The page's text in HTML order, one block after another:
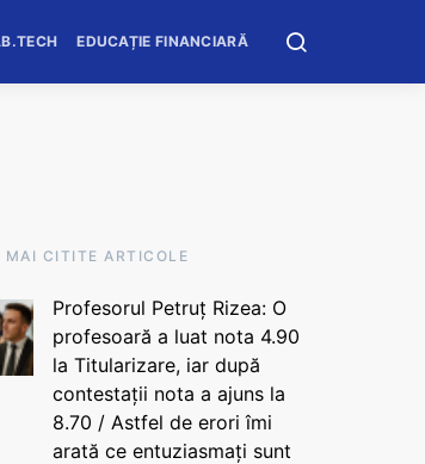
EDUCAȚIE FINANCIARĂ
MAI CITITE ARTICOLE
Profesorul Petruț Rizea: O
profesoară a luat nota 4.90
la Titularizare, iar după
contestații nota a ajuns la
8.70 / Astfel de erori îmi
arată ce entuziasmați sunt